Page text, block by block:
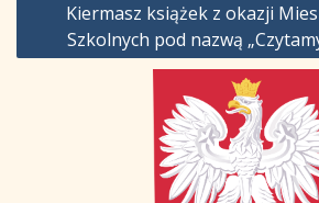
Kiermasz książek z okazji
Szkolnych pod nazwą